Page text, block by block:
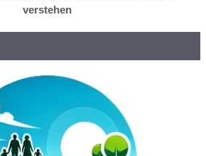
verstehen